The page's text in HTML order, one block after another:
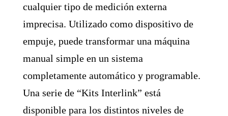
cualquier tipo de medición externa
imprecisa. Utilizado como dispositivo de
empuje, puede transformar una máquina
manual simple en un sistema
completamente automático y programable.
Una serie de “Kits Interlink” está
disponible para los distintos niveles de